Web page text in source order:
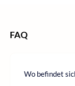
FAQ
Wo befindet